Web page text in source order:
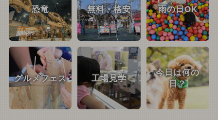
恐竜 無料・格安 雨の日OK
グルメフェス 工場見学
今日は何の
日？